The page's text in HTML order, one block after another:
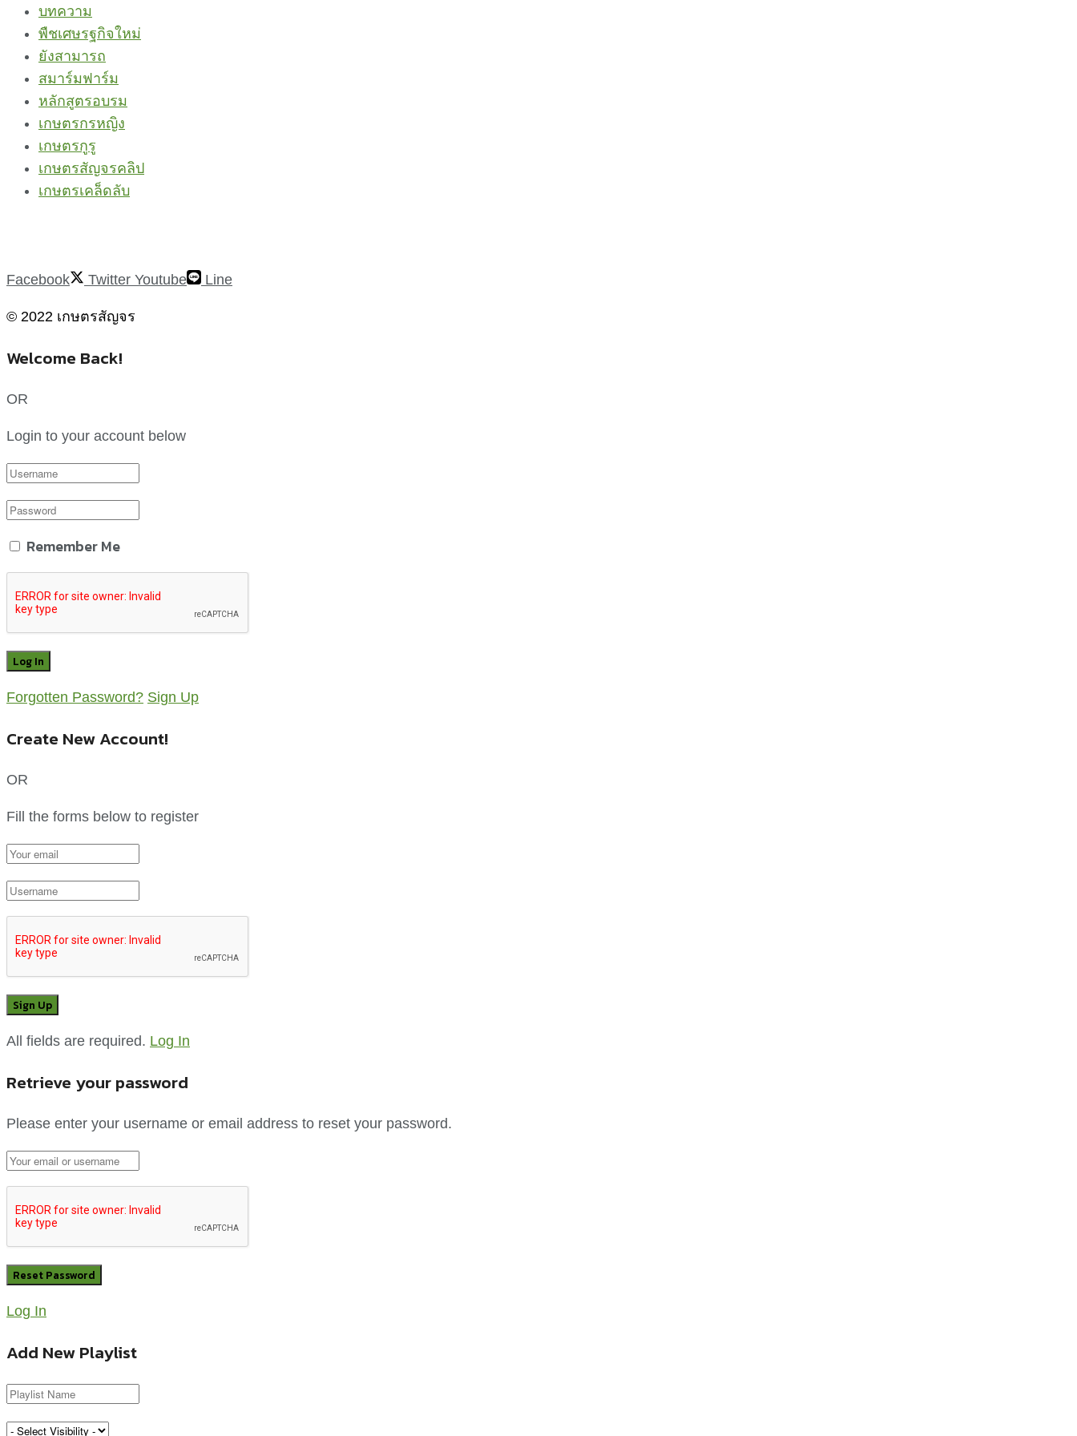
บทความ
พืชเศษรฐกิจใหม่
ยังสามารถ
สมาร์มฟาร์ม
หลักสูตรอบรม
เกษตรกรหญิง
เกษตรกูรู
เกษตรสัญจรคลิป
เกษตรเคล็ดลับ
Facebook Twitter Youtube Line
© 2022 เกษตรสัญจร
Welcome Back!
OR
Login to your account below
Remember Me
Forgotten Password? Sign Up
Create New Account!
OR
Fill the forms below to register
All fields are required. Log In
Retrieve your password
Please enter your username or email address to reset your password.
Log In
Add New Playlist